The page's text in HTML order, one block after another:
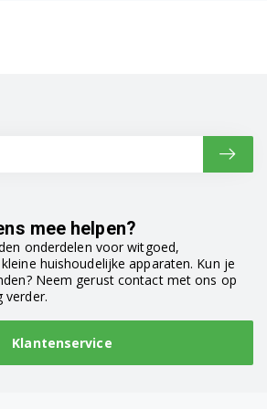
mee helpen?
onderdelen voor witgoed,
huishoudelijke apparaten. Kun je
Neem gerust contact met ons op
verder.
Klantenservice